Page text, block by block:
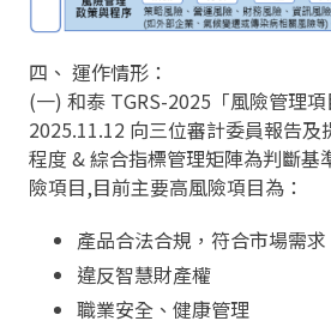
四、 運作情形：
(一) 和泰 TGRS-2025「風險管理項
2025.11.12 向三位審計委員報告及
程度 & 綜合指標管理矩陣為判斷基
險項目,目前主要高風險項目為：
產品合法合規，符合市場需求
違反智慧財產權
職業安全、健康管理